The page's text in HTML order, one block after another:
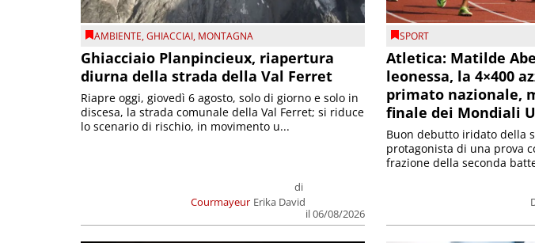
AMBIENTE,GHIACCIAI, MONTAGNA
Ghiacciaio Planpincieux, riapertura
diurna della strada della Val Ferret
Courmayeur
di
Erika David
il 06/08/2026
Riapre oggi, giovedì 6 agosto, solo di giorno e solo in
discesa, la strada comunale della Val Ferret; si riduce
lo scenario di rischio, in movimento u...
SPORT
Atletica: Matilde
leonessa, la 4×400
primato nazionale,
finale dei Mondiali
Buon debutto iridato della
protagonista di una prova
frazione della seconda